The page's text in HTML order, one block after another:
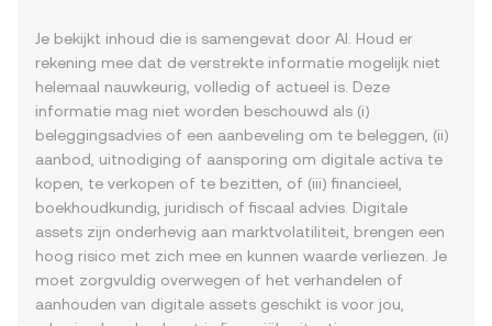
Je bekijkt inhoud die is samengevat door AI. Houd er
rekening mee dat de verstrekte informatie mogelijk niet
helemaal nauwkeurig, volledig of actueel is. Deze
informatie mag niet worden beschouwd als (i)
beleggingsadvies of een aanbeveling om te beleggen, (ii)
aanbod, uitnodiging of aansporing om digitale activa te
kopen, te verkopen of te bezitten, of (iii) financieel,
boekhoudkundig, juridisch of fiscaal advies. Digitale
assets zijn onderhevig aan marktvolatiliteit, brengen een
hoog risico met zich mee en kunnen waarde verliezen. Je
moet zorgvuldig overwegen of het verhandelen of
aanhouden van digitale assets geschikt is voor jou,